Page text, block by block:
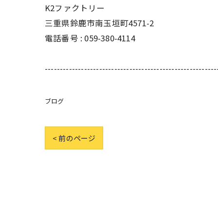
K2ファクトリー
三重県鈴鹿市南玉垣町4571-2
電話番号 : 059-380-4114
ブログ
< 前のページ